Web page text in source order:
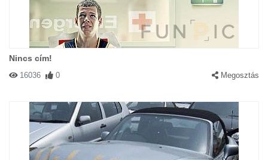
Nincs cím!
16036 0 Megosztás